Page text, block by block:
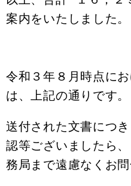
案内をいたしました。
令和３年８月時点に
は、上記の通りです。
送付された文書につ
認等ございましたら
務局まで遠慮なくお問